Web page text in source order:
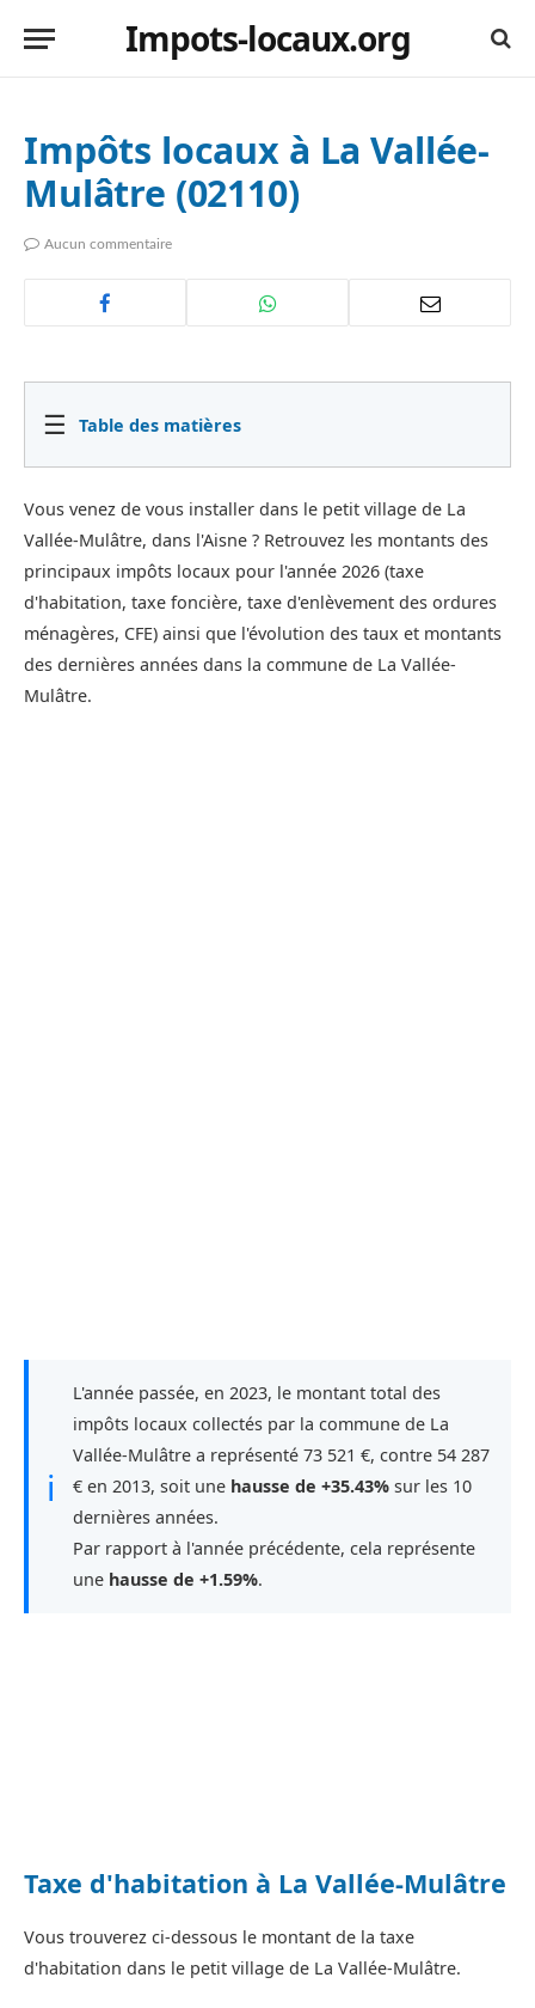
Impots-locaux.org
Impôts locaux à La Vallée-
Mulâtre (02110)
Aucun commentaire
☰ Table des matières
Vous venez de vous installer dans le petit village de La
Vallée-Mulâtre, dans l'Aisne ? Retrouvez les montants des
principaux impôts locaux pour l'année 2026 (taxe
d'habitation, taxe foncière, taxe d'enlèvement des ordures
ménagères, CFE) ainsi que l'évolution des taux et montants
des dernières années dans la commune de La Vallée-
Mulâtre.
ℹ
L'année passée, en 2023, le montant total des
impôts locaux collectés par la commune de La
Vallée-Mulâtre a représenté 73 521 €, contre 54 287
€ en 2013, soit une hausse de +35.43% sur les 10
dernières années.
Par rapport à l'année précédente, cela représente
une hausse de +1.59%.
Taxe d'habitation à La Vallée-Mulâtre
Vous trouverez ci-dessous le montant de la taxe
d'habitation dans le petit village de La Vallée-Mulâtre.